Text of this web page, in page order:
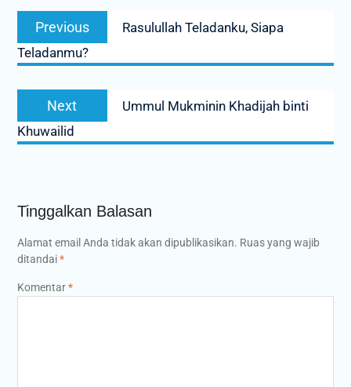
Navigasi
posPrevious
Previous
post:
Rasulullah Teladanku, Siapa
Teladanmu?
Next
post:
Ummul Mukminin Khadijah binti
Khuwailid
Tinggalkan Balasan
Alamat email Anda tidak akan dipublikasikan. Ruas yang wajib
ditandai*
Komentar*